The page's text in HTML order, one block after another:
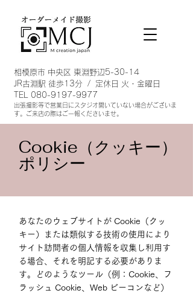
相模原市 中央区 東淵野辺5-30-14
JR古淵駅 徒歩13分 / 定休日 火・金曜日
TEL 080-9197-9977
出張撮影等で営業日にスタジオ開いていない場合がございま
す。ご来店の際はご一報くださいませ。
Cookie（クッキー）
ポリシー
あなたのウェブサイトが Cookie（クッ
キー）または類似する技術の使用により
サイト訪問者の個人情報を収集し利用す
る場合、それを明記する必要がありま
す。どのようなツール（例：Cookie、フ
ラッシュ Cookie、Web ビーコンなど）